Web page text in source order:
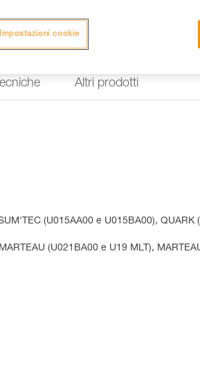
Altri prodotti
(U015AA00 e U015BA00),
(U021BA00 e U19 MLT),
Impostazioni cookie